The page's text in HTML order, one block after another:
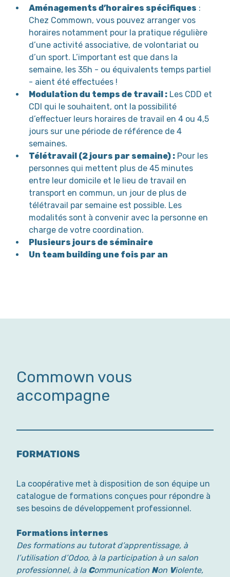
Aménagements d’horaires spécifiques :
Chez Commown, vous pouvez arranger vos
horaires notamment pour la pratique régulière
d’une activité associative, de volontariat ou
d’un sport. L’important est que dans la
semaine, les 35h - ou équivalents temps partiel
- aient été effectuées !
Modulation du temps de travail : Les CDD et
CDI qui le souhaitent, ont la possibilité
d’effectuer leurs horaires de travail en 4 ou 4,5
jours sur une période de référence de 4
semaines.
Télétravail (2 jours par semaine) : Pour les
personnes qui mettent plus de 45 minutes
entre leur domicile et le lieu de travail en
transport en commun, un jour de plus de
télétravail par semaine est possible. Les
modalités sont à convenir avec la personne en
charge de votre coordination.
Plusieurs jours de séminaire
Un team building une fois par an
Commown vous
accompagne
FORMATIONS
La coopérative met à disposition de son équipe un
catalogue de formations conçues pour répondre à
ses besoins de développement professionnel.
Formations internes
Des formations au tutorat d’apprentissage, à
l’utilisation d’Odoo, à la participation à un salon
professionnel, à la Communication Non Violente,